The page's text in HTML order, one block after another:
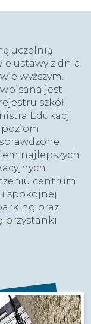
uczelnią
ustawy z dnia
wyższym.
jest
szkół
Edukacji
najlepszych
centrum
i spokojnej
oraz
przystanki